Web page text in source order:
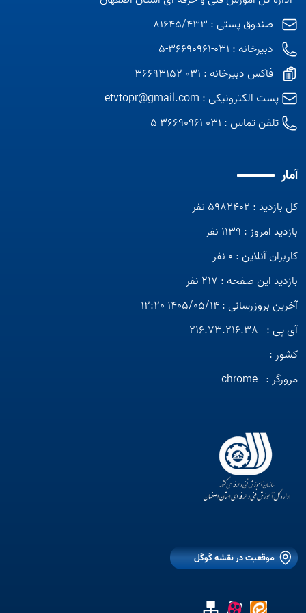
صندوق پستی : 81645/433
دبیرخانه : 031-36690961-5
فاکس دبیرخانه : 031-36693152
پست الکترونیکی : etvtopr@gmail.com
تلفن تماس : 031-36690961-5
آمار
کل بازدید : 5982402 نفر
بازدید امروز : 1139 نفر
کاربران آنلاین : 0 نفر
بازدید این صفحه : 217 نفر
آخرین بروزرسانی : 1405/05/14 12:20
آی پی : 216.73.216.38
کشور :
مرورگر : chrome
موقعیت در نقشه گوگل